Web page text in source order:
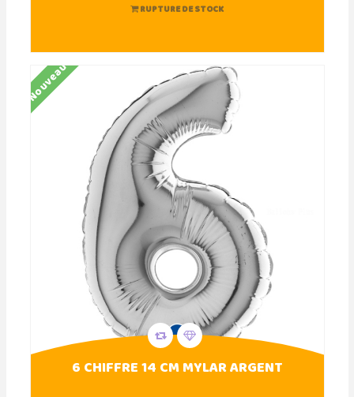
RUPTURE DE STOCK
Nouveau
6 CHIFFRE 14 CM MYLAR ARGENT